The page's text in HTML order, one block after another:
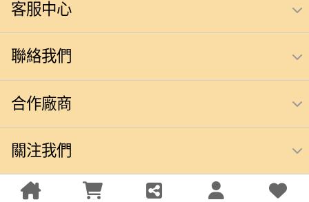
客服中心
聯絡我們
合作廠商
關注我們